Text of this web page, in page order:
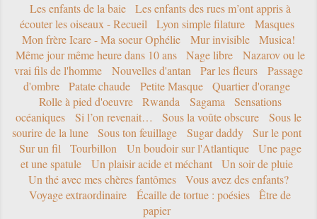
Les enfants de la baie
Les enfants des rues m’ont appris à
écouter les oiseaux - Recueil
Lyon simple filature
Masques
Mon frère Icare - Ma soeur Ophélie
Mur invisible
Musica!
Même jour même heure dans 10 ans
Nage libre
Nazarov ou le
vrai fils de l'homme
Nouvelles d'antan Par les fleurs
Passage
d'ombre
Patate chaude Petite Masque
Quartier d'orange
Rolle à pied d'oeuvre
Rwanda Sagama
Sensations
océaniques
Si l’on revenait… Sous la voûte obscure
Sous le
sourire de la lune
Sous ton feuillage Sugar daddy
Sur le pont
Sur un fil
Tourbillon Un boudoir sur l'Atlantique
Une page
et une spatule
Un plaisir acide et méchant
Un soir de pluie
Un thé avec mes chères fantômes
Vous avez des enfants?
Voyage extraordinaire
Écaille de tortue : poésies
Être de
papier